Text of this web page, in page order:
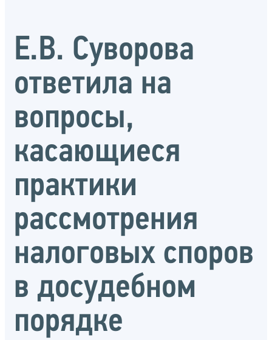
Е.В. Суворова
ответила на
вопросы,
касающиеся
практики
рассмотрения
налоговых споров
в досудебном
порядке